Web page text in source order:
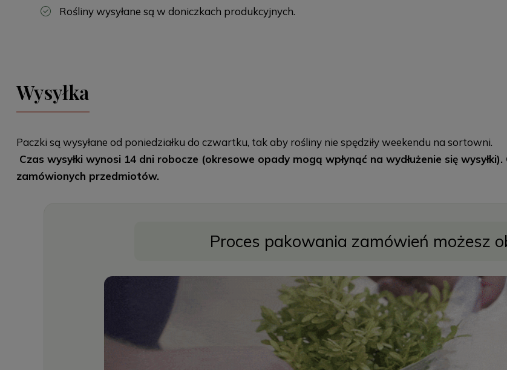
Rośliny wysyłane są w doniczkach produkcyjnych.
Wysyłka
Paczki są wysyłane od poniedziałku do czwartku, tak aby rośliny nie spędziły weekendu na sortowni.
Czas wysyłki wynosi 14 dni robocze (okresowe opady mogą wpłynąć na wydłużenie się
zamówionych przedmiotów.
Proces pakowania zamówień możesz